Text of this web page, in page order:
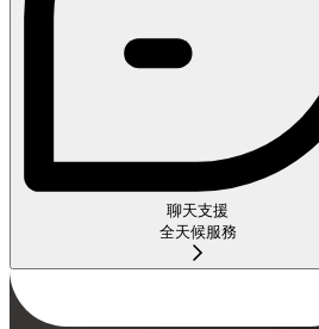
聊天支援
全天候服務